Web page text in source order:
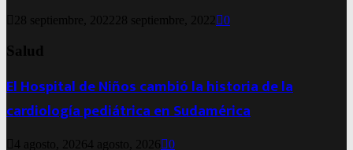
28 septiembre, 2022 28 septiembre, 2022 0
Salud
El Hospital de Niños cambió la historia de la
cardiología pediátrica en Sudamérica
4 agosto, 20264 agosto, 2026 0